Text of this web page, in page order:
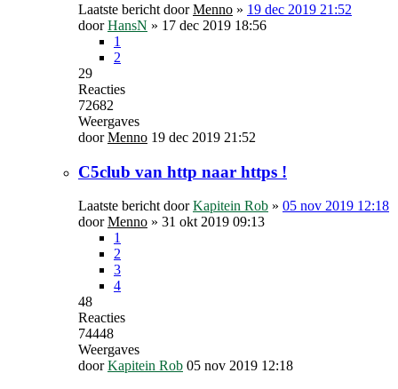
Laatste bericht doorMenno » 19 dec 2019 21:52
doorHansN » 17 dec 2019 18:56
1
2
29
Reacties
72682
Weergaves
doorMenno 19 dec 2019 21:52
C5club van http naar https !
Laatste bericht doorKapitein Rob » 05 nov 2019 12:18
doorMenno » 31 okt 2019 09:13
1
2
3
4
48
Reacties
74448
Weergaves
doorKapitein Rob 05 nov 2019 12:18